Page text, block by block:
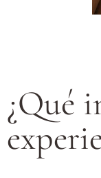
¿Qué